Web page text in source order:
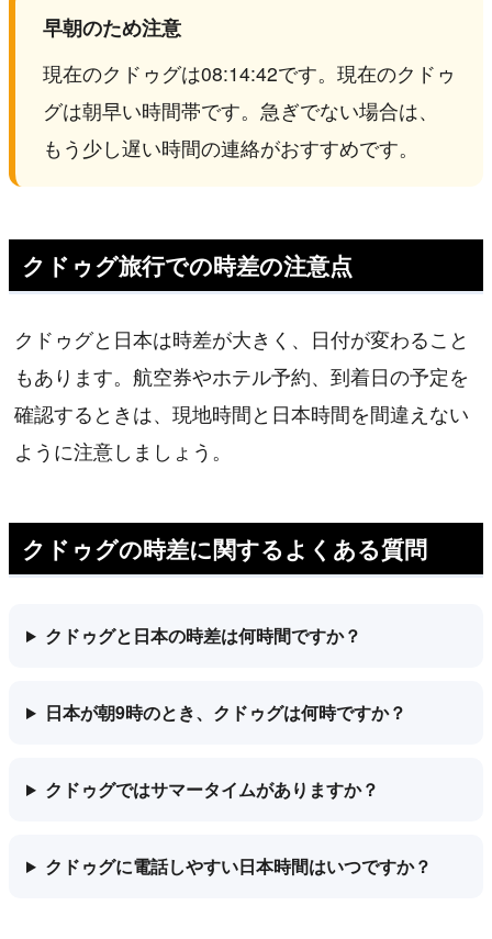
早朝のため注意
現在のクドゥグは08:14:42です。現在のクドゥ
グは朝早い時間帯です。急ぎでない場合は、
もう少し遅い時間の連絡がおすすめです。
クドゥグ旅行での時差の注意点
クドゥグと日本は時差が大きく、日付が変わること
もあります。航空券やホテル予約、到着日の予定を
確認するときは、現地時間と日本時間を間違えない
ように注意しましょう。
クドゥグの時差に関するよくある質問
クドゥグと日本の時差は何時間ですか？
日本が朝9時のとき、クドゥグは何時ですか？
クドゥグではサマータイムがありますか？
クドゥグに電話しやすい日本時間はいつですか？